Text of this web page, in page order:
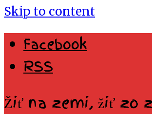
Skip to content
Facebook
RSS
Žiť na zemi, žiť zo